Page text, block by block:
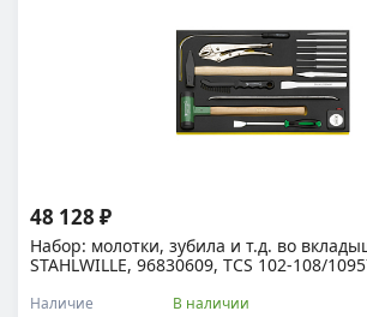
Набор: молотки, зубила и т.д. во
STAHLWILLE, 96830609, TCS 102-108/
Наличие В наличии
48 128 ₽